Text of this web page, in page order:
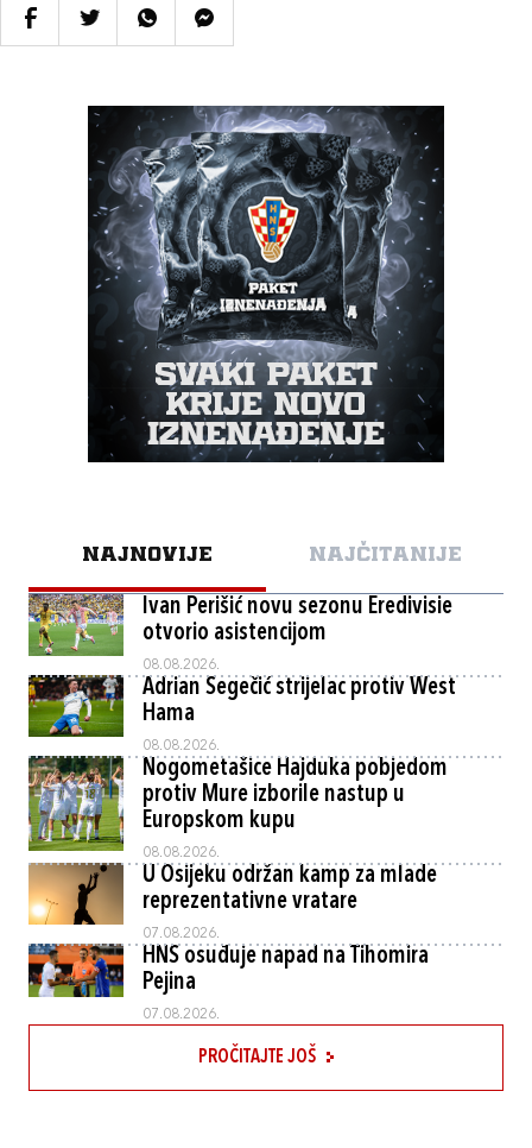
NAJNOVIJE NAJČITANIJE
Ivan Perišić novu sezonu Eredivisie
otvorio asistencijom
08.08.2026.
Adrian Segečić strijelac protiv West
Hama
08.08.2026.
Nogometašice Hajduka pobjedom
protiv Mure izborile nastup u
Europskom kupu
08.08.2026.
U Osijeku održan kamp za mlade
reprezentativne vratare
07.08.2026.
HNS osuđuje napad na Tihomira
Pejina
07.08.2026.
PROČITAJTE JOŠ